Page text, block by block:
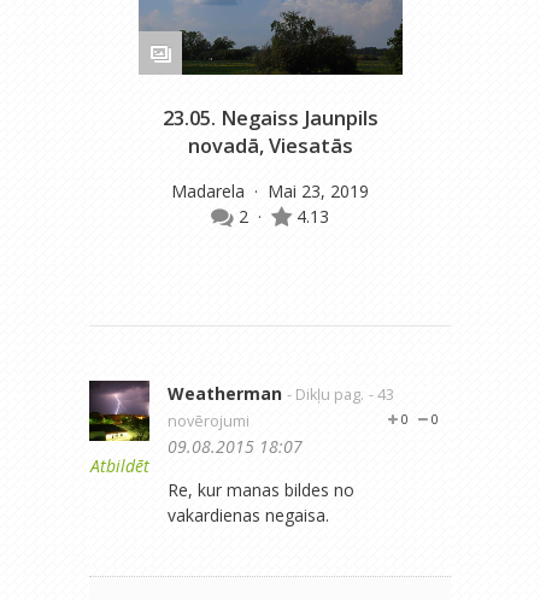
23.05. Negaiss Jaunpils
novadā, Viesatās
Madarela · Mai 23, 2019
2 · 4.13
Atbildēt
Weatherman - Dikļu pag. - 43
novērojumi
0
0
09.08.2015 18:07
Re, kur manas bildes no
vakardienas negaisa.